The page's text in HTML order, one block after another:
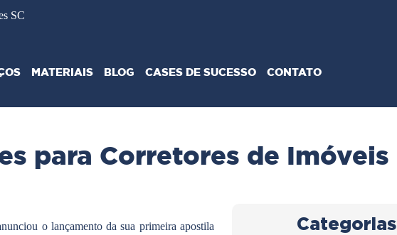
SC
MATERIAIS BLOG CASES DE SUCESSO CONTATO
para Corretores de Imóveis
o lançamento da sua primeira apostila
Categorias